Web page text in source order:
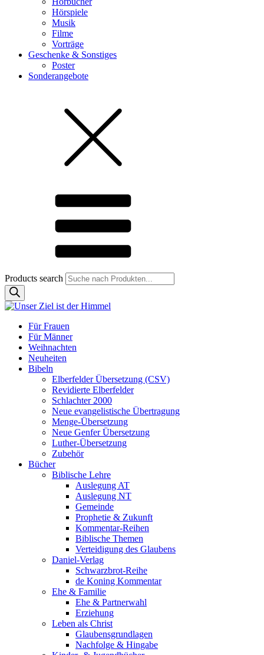
Hörspiele
Musik
Filme
Vorträge
Geschenke & Sonstiges
Poster
Sonderangebote
Products search
Für Frauen
Für Männer
Weihnachten
Neuheiten
Bibeln
Elberfelder Übersetzung (CSV)
Revidierte Elberfelder
Schlachter 2000
Neue evangelistische Übertragung
Menge-Übersetzung
Neue Genfer Übersetzung
Luther-Übersetzung
Zubehör
Bücher
Biblische Lehre
Auslegung AT
Auslegung NT
Gemeinde
Prophetie & Zukunft
Kommentar-Reihen
Biblische Themen
Verteidigung des Glaubens
Daniel-Verlag
Schwarzbrot-Reihe
de Koning Kommentar
Ehe & Familie
Ehe & Partnerwahl
Erziehung
Leben als Christ
Glaubensgrundlagen
Nachfolge & Hingabe